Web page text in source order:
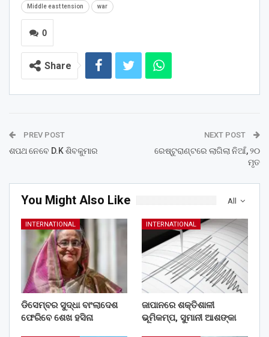
Middle east tension war
0
Share
PREV POST
ଶପଥ ନେବେ D.K ଶିବକୁମାର
NEXT POST
ରେଷ୍ଟୁରାଣ୍ଟରେ ଲାଗିଲା ନିଆଁ, ୨୦
ମୃତ
All
You Might Also Like
INTERNATIONAL
ଡିସେମ୍ବର ସୁଦ୍ଧା ବାଂଲାଦେଶ
ଫେରିବେ ଶେଖ ହସିନା
INTERNATIONAL
ଜାପାନରେ ଶକ୍ତିଶାଳୀ
ଭୂମିକମ୍ପ, ସୁମାନୀ ଆଶଙ୍କା